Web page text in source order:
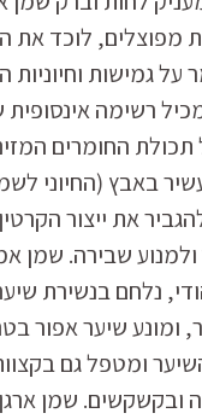
מפוצלים, לוכד את
על גמישות וחיוניות
רשימה אינסופית
החומרים
באבץ (החיוני
את ייצור
שבירה. שמן
נלחם בנשירת
ומונע שיער אפור
ומטפל גם
ובקשקשים. שמן